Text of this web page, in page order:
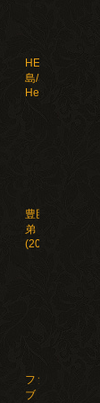
HELP 復讐
島/Send
Help(2026)
豊臣兄
弟！
(2026)
ファイ
ブ・ナ